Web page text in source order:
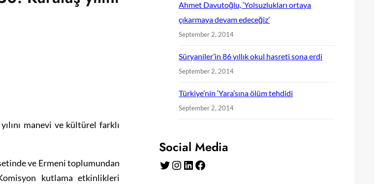
manevi ve kültürel farklı
ve Ermeni toplumundan
kutlama etkinlikleri
Ahmet Davutoğlu, ‘Yolsuzlukları ortaya
çıkarmaya devam edeceğiz’
September 2, 2014
Süryaniler’in 86 yıllık okul hasreti sona erdi
September 2, 2014
Türkiye’nin ‘Yara’sına ölüm tehdidi
September 2, 2014
Social Media
Twitter Instagram LinkedIn Facebook